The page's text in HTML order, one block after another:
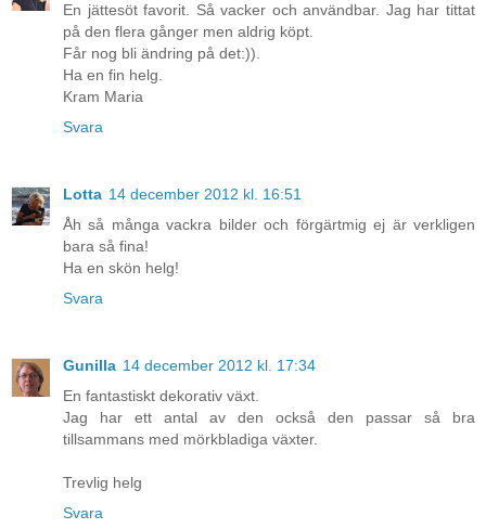
En jättesöt favorit. Så vacker och användbar. Jag har tittat
på den flera gånger men aldrig köpt.
Får nog bli ändring på det:)).
Ha en fin helg.
Kram Maria
Svara
Lotta 14 december 2012 kl. 16:51
Åh så många vackra bilder och förgärtmig ej är verkligen
bara så fina!
Ha en skön helg!
Svara
Gunilla 14 december 2012 kl. 17:34
En fantastiskt dekorativ växt.
Jag har ett antal av den också den passar så bra
tillsammans med mörkbladiga växter.
Trevlig helg
Svara